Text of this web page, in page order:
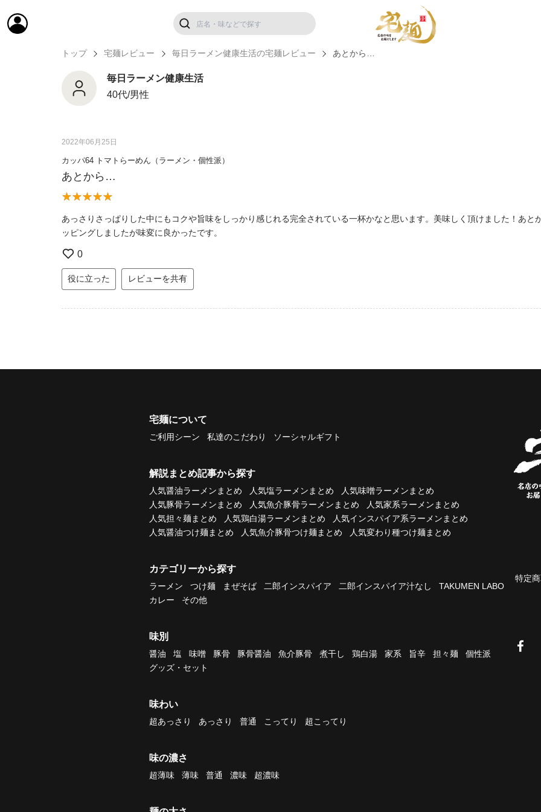
トップ 宅麺レビュー 毎日ラーメン健康生活の宅麺レビュー あとから…
毎日ラーメン健康生活
40代/男性
2022年06月25日
カッパ64 トマトらーめん（ラーメン・個性派）
あとから…
あっさりさっぱりした中にもコクや旨味をしっかり感じれる完全されている一杯かなと思います。美味しく頂けました！あ
ッピングしましたが味変に良かったです。
0
役に立った レビューを共有
宅麺について
ご利用シーン 私達のこだわり ソーシャルギフト
解説まとめ記事から探す
人気醤油ラーメンまとめ 人気塩ラーメンまとめ
人気味噌ラーメンまとめ
人気豚骨ラーメンまとめ
人気魚介豚骨ラーメンまとめ
人気家系ラーメンまとめ
人気担々麺まとめ
人気鶏白湯ラーメンまとめ
人気インスパイア系ラーメンまとめ
人気醤油つけ麺まとめ
人気魚介豚骨つけ麺まとめ 人気変わり種つけ麺まとめ
カテゴリーから探す
ラーメン つけ麺 まぜそば 二郎インスパイア 二郎インスパイア汁なし
TAKUMEN LABO
カレー
その他
味別
醤油 塩 味噌 豚骨 豚骨醤油 魚介豚骨 煮干し 鶏白湯 家系 旨辛 担々麺
個性派
グッズ・セット
味わい
超あっさり あっさり 普通 こってり 超こってり
味の濃さ
超薄味 薄味 普通 濃味 超濃味
特定